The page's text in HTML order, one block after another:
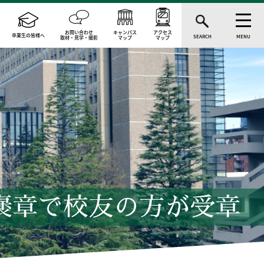
卒業生の皆様へ お問い合わせ
取材・見学・撮影
キャンパス
マップ
アクセス
マップ SEARCH MENU
章で校友の方が受章